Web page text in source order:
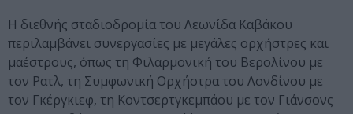
Η διεθνής σταδιοδρομία του Λεωνίδα Καβάκου
περιλαμβάνει συνεργασίες με μεγάλες ορχήστρες και
μαέστρους, όπως τη Φιλαρμονική του Βερολίνου με
τον Ρατλ, τη Συμφωνική Ορχήστρα του Λονδίνου με
τον Γκέργκιεφ, τη Κοντσερτγκεμπάου με τον Γιάνσονς